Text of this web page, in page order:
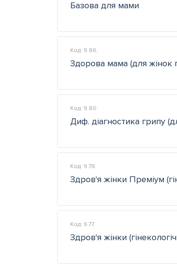
Базова для мами
Код: 9.86.
Здорова мама (для жінок
Код: 9.80.
Диф. діагностика грипу
Код: 9.78.
Здров'я жінки Преміум
Код: 9.77.
Здров'я жінки